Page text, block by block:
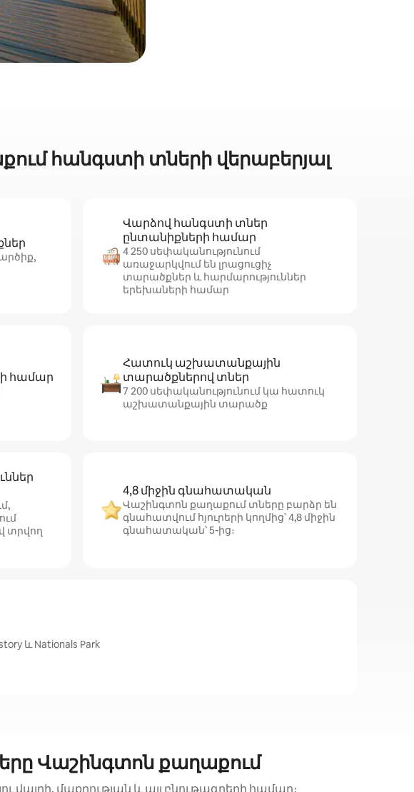
հանգստի տների վերաբերյալ
Վարձով հանգստի տներ
ընտանիքների համար
4 250 սեփականությունում
առաջարկվում են լրացուցիչ
տարածքներ և հարմարություններ
երեխաների համար
համար
Հատուկ աշխատանքային
տարածքներով տներ
7 200 սեփականությունում կա հատուկ
աշխատանքային տարածք
տրվող
4,8 միջին գնահատական
Վաշինգտոն քաղաքում տները բարձր են
գնահատվում հյուրերի կողմից՝ 4,8 միջին
գնահատական՝ 5-ից։
և Nationals Park
Վաշինգտոն քաղաքում
վայրի, մաքրության և այլ բնութագրերի համար։